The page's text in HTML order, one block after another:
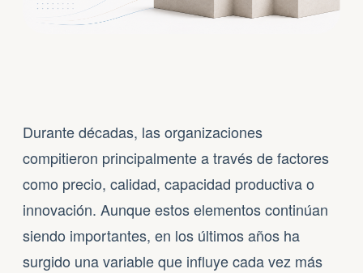
Durante décadas, las organizaciones
compitieron principalmente a través de factores
como precio, calidad, capacidad productiva o
innovación. Aunque estos elementos continúan
siendo importantes, en los últimos años ha
surgido una variable que influye cada vez más